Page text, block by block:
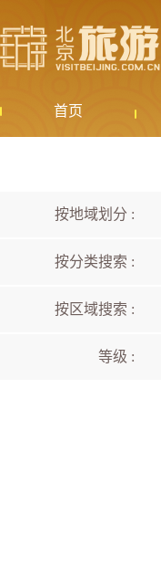
首页
按地域划分 :
按分类搜索 :
按区域搜索 :
等级 :